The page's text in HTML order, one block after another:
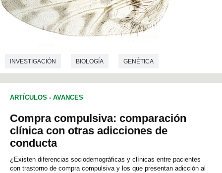
INVESTIGACIÓN BIOLOGÍA GENÉTICA
ARTÍCULOS - AVANCES
Compra compulsiva: comparación
clínica con otras adicciones de
conducta
¿Existen diferencias sociodemográficas y clínicas entre pacientes
con trastorno de compra compulsiva y los que presentan adicción al